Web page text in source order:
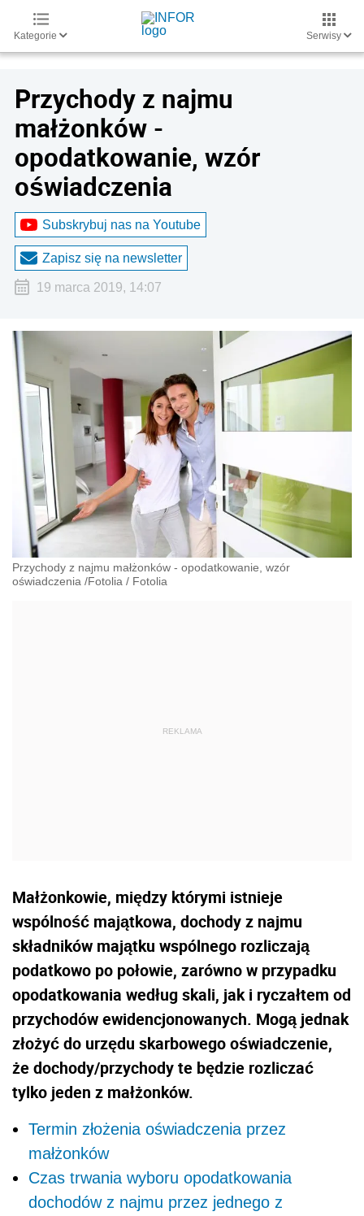
Kategorie Serwisy
Przychody z najmu
małżonków -
opodatkowanie, wzór
oświadczenia
Subskrybuj nas na Youtube
Zapisz się na newsletter
19 marca 2019, 14:07
Przychody z najmu małżonków - opodatkowanie, wzór
oświadczenia /Fotolia / Fotolia
Małżonkowie, między którymi istnieje
wspólność majątkowa, dochody z najmu
składników majątku wspólnego rozliczają
podatkowo po połowie, zarówno w przypadku
opodatkowania według skali, jak i ryczałtem od
przychodów ewidencjonowanych. Mogą jednak
złożyć do urzędu skarbowego oświadczenie,
że dochody/przychody te będzie rozliczać
tylko jeden z małżonków.
Termin złożenia oświadczenia przez
małżonków
Czas trwania wyboru opodatkowania
dochodów z najmu przez jednego z